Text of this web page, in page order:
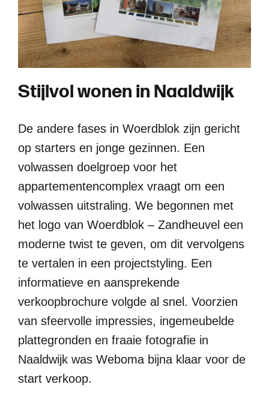
Stijlvolwonen in Naaldwijk
De andere fases in Woerdblok zijn gericht
op starters en jonge gezinnen. Een
volwassen doelgroep voor het
appartementencomplex vraagt om een
volwassen uitstraling. We begonnen met
het logo van Woerdblok – Zandheuvel een
moderne twist te geven, om dit vervolgens
te vertalen in een projectstyling. Een
informatieve en aansprekende
verkoopbrochure volgde al snel. Voorzien
van sfeervolle impressies, ingemeubelde
plattegronden en fraaie fotografie in
Naaldwijk was Weboma bijna klaar voor de
start verkoop.